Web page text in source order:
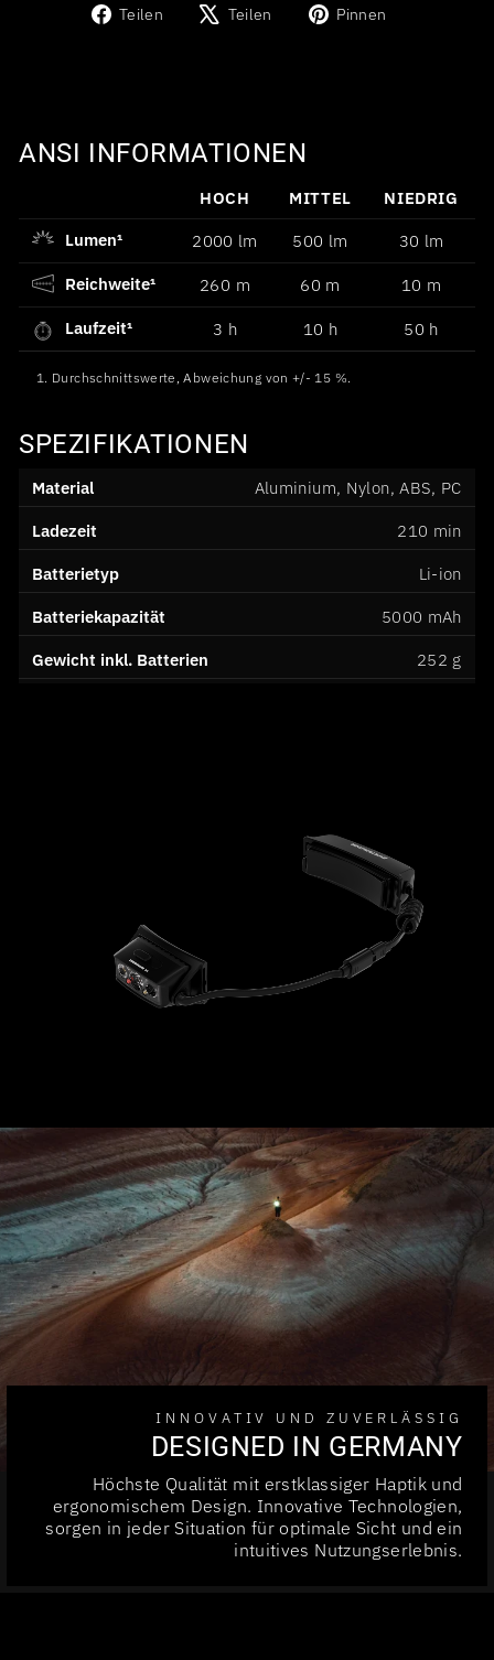
Teilen
Auf
Teilen
Auf
Pinnen
ANSI INFORMATIONEN
HOCH MITTEL
NIEDRIG
Lumen¹
2000 lm 500 lm
30 lm
Reichweite¹
260 m 60 m
10 m
Laufzeit¹
3 h 10 h 50 h
1. Durchschnittswerte, Abweichung von +/- 15 %.
SPEZIFIKATIONEN
Material
Aluminium, Nylon, ABS, PC
Ladezeit
210 min
Batterietyp
Li-ion
Batteriekapazität
5000 mAh
Gewicht inkl. Batterien
252 g
INNOVATIV UND ZUVERLÄSSIG
DESIGNED IN GERMANY
Höchste Qualität mit erstklassiger Haptik und
ergonomischem Design. Innovative Technologien,
sorgen in jeder Situation für optimale Sicht und ein
intuitives Nutzungserlebnis.